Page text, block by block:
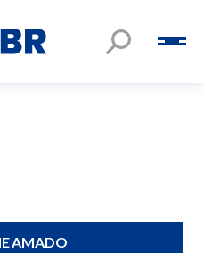
AMADO